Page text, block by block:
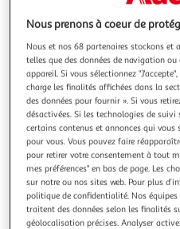
RAIN
Raccord poly réduction f-
Description détaillée du produit Raccord de
Marque: Rain Matériau:
Type: Femelle/Mâle
En savoir +
Vendu parProvence outillage
Nous prenons à coeur de
Nous et nos 68 partenaires stockons et
telles que des données de navigation
appareil. Si vous sélectionnez
charge les finalités affichées dans la
des données pour fournir ». Si vous
désactivées. Si les technologies de
certains contenus et annonces qui
pour vous. Vous pouvez faire
pour retirer votre consentement à tout
mes préférences" en bas de page. Les
sur notre ou nos sites web. Pour plus
politique de confidentialité. Nos
traitent des données selon les finalités
géolocalisation précises. Analyser